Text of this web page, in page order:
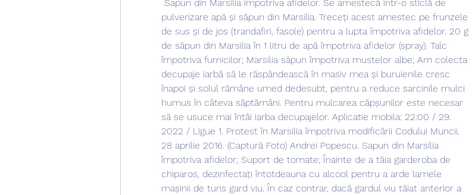
pulverizare apă și săpun din Marsilia. Treceți acest amestec pe frunzele
de sus și de jos (trandafiri, fasole) pentru a lupta împotriva afidelor. 20 g
de săpun din Marsilia în 1 litru de apă împotriva afidelor (spray). Talc
împotriva furnicilor; Marsilia săpun împotriva mustelor albe; Am colecta
decupaje iarbă să le răspândească în masiv mea și buruienile cresc
înapoi și solul rămâne umed dedesubt, pentru a reduce sarcinile mulci
humus în câteva săptămâni. Pentru mulcarea căpșunilor este necesar
să se usuce mai întâi iarba decupajelor. Aplicatie mobila: 22:00 / 29.
2022 / Ligue 1. Protest în Marsilia împotriva modificării Codului Muncii,
28 aprilie 2016. (Captură Foto) Andrei Popescu. Sapun din Marsilia
împotriva afidelor; Suport de tomate; Înainte de a tăia garderoba de
chiparos, dezinfectați întotdeauna cu alcool pentru a arde lamele
mașinii de tuns gard viu. În caz contrar, dacă gardul viu tăiat anterior a